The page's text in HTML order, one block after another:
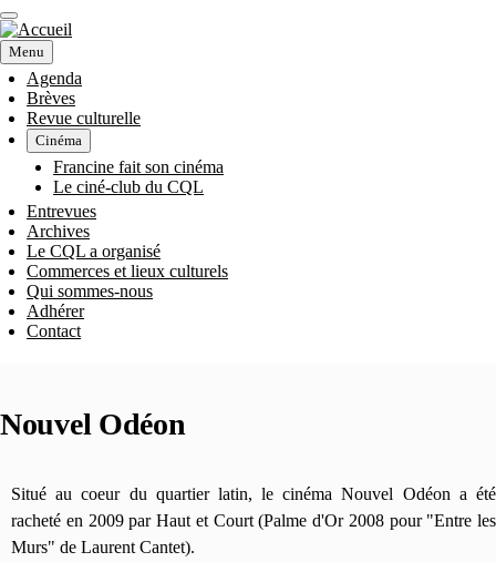
Aller
au
contenu
principal
Menu
NAVIGATION
PRINCIPALE
Agenda
Brèves
Revue culturelle
Cinéma
Francine fait son cinéma
Le ciné-club du CQL
Entrevues
Archives
Le CQL a organisé
Commerces et lieux culturels
Qui sommes-nous
Adhérer
Contact
Nouvel Odéon
Situé au coeur du quartier latin, le cinéma Nouvel Odéon a été
racheté en 2009 par Haut et Court (Palme d'Or 2008 pour "Entre les
Murs" de Laurent Cantet).